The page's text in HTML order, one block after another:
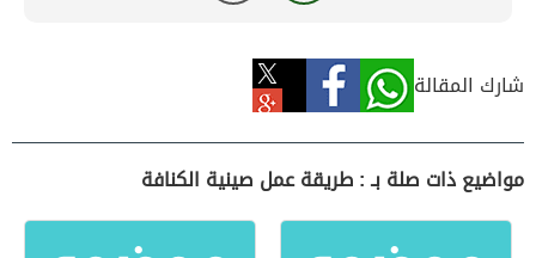
شارك المقالة
مواضيع ذات صلة بـ : طريقة عمل صينية الكنافة